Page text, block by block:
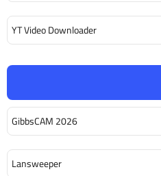
GibbsCAM 2026
Lansweeper
YT Video Downloader